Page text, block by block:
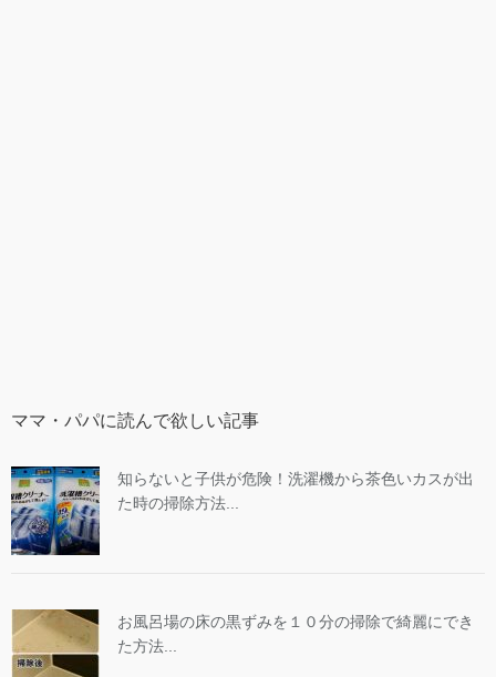
ママ・パパに読んで欲しい記事
知らないと子供が危険！洗濯機から茶色いカスが出
た時の掃除方法...
お風呂場の床の黒ずみを１０分の掃除で綺麗にでき
た方法...